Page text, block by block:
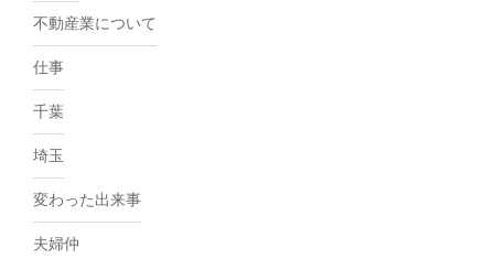
不動産業について
仕事
千葉
埼玉
変わった出来事
夫婦仲